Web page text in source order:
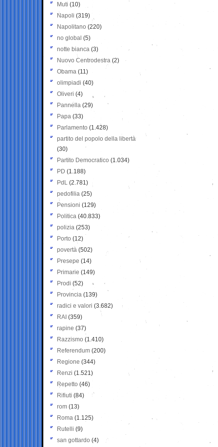
Muti (10)
Napoli (319)
Napolitano (220)
no global (5)
notte bianca (3)
Nuovo Centrodestra (2)
Obama (11)
olimpiadi (40)
Oliveri (4)
Pannella (29)
Papa (33)
Parlamento (1.428)
partito del popolo della libertà
(30)
Partito Democratico (1.034)
PD (1.188)
PdL (2.781)
pedofilia (25)
Pensioni (129)
Politica (40.833)
polizia (253)
Porto (12)
povertà (502)
Presepe (14)
Primarie (149)
Prodi (52)
Provincia (139)
radici e valori (3.682)
RAI (359)
rapine (37)
Razzismo (1.410)
Referendum (200)
Regione (344)
Renzi (1.521)
Repetto (46)
Rifiuti (84)
rom (13)
Roma (1.125)
Rutelli (9)
san gottardo (4)